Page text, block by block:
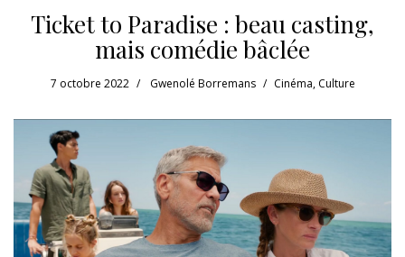
Ticket to Paradise : beau casting,
mais comédie bâclée
7 octobre 2022 Gwenolé Borremans Cinéma, Culture